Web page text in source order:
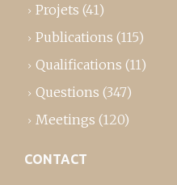
Projets (41)
Publications (115)
Qualifications (11)
Questions (347)
Meetings (120)
CONTACT